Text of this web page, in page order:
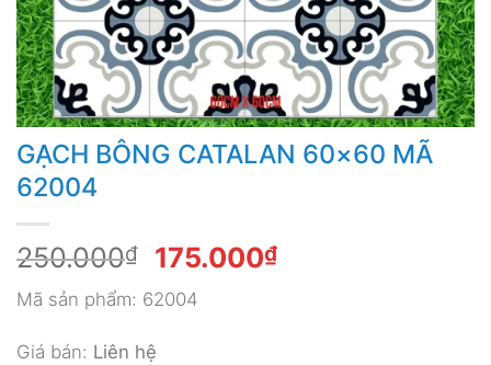
GẠCH BÔNG CATALAN 60×60 MÃ
62004
250.000₫
Giá
gốc
là:
250.000₫.
175.000₫Giá
Mã sản phẩm: 62004
Giá bán: Liên hệ